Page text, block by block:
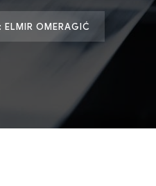
ELMIR OMERAGIĆ